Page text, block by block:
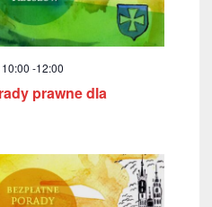
-12:00
prawne dla